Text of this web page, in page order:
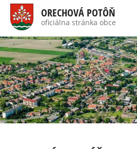
na
ORECHOVÁ POTÔŇ
oficiálna stránka obce